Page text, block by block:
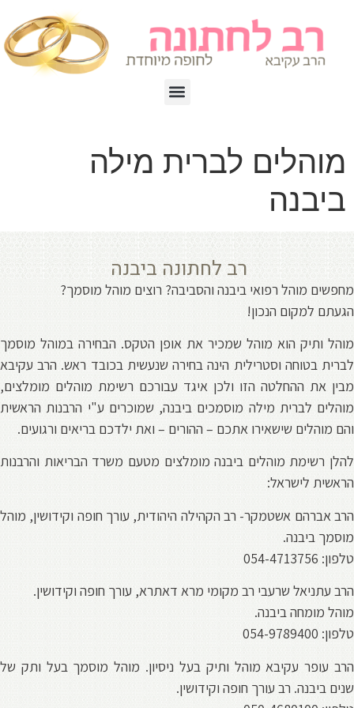
מוהלים לברית מילה
ביבנה
רב לחתונה ביבנה
מוהל רפואי ביבנה והסביבה? רוצים מוהל מוסמך?
למקום הנכון!
ותיק הוא מוהל שמכיר את אופן הטקס. הבחירה במוהל מוסמך
בטוחה וסטרילית הינה בחירה שנעשית בכובד ראש. הרב עקיבא
את ההחלטה הזו ולכן איגד עבורכם רשימת מוהלים מומלצים,
לברית מילה מוסמכים ביבנה, שמוכרים ע"י הרבנות הראשית
מוהלים שישאירו אתכם – ההורים – ואת ילדכם בריאים ורגועים.
רשימת מוהלים ביבנה מומלצים מטעם משרד הבריאות והרבנות
לישראל:
אברהם אשטמקר- רב הקהילה היהודית, עורך חופה וקידושין, מוהל
ביבנה.
054-4713756
עתניאל שרעבי רב מקומי מרא דאתרא, עורך חופה וקידושין.
מומחה ביבנה.
054-9789400
עופר עקיבא מוהל ותיק בעל ניסיון. מוהל מוסמך בעל ותק של
ביבנה. רב עורך חופה וקידושין.